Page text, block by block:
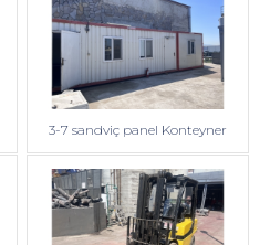
3-7 sandviç panel Konteyner